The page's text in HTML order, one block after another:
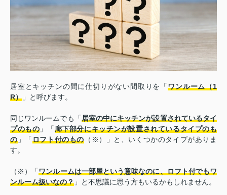
居室とキッチンの間に仕切りがない間取りを「ワンルーム（1
R） 」と呼びます。
同じワンルームでも「居室の中にキッチンが設置されているタイ
プのもの 」「廊下部分にキッチンが設置されているタイプのも
の」「ロフト付のもの（※）」と、いくつかのタイプがありま
す。
（※）「ワンルームは一部屋という意味なのに、ロフト付でもワ
ンルーム扱いなの？ 」と不思議に思う方もいるかもしれません。